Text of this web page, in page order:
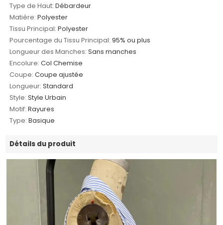
Type de Haut: Débardeur
Matière: Polyester
Tissu Principal: Polyester
Pourcentage du Tissu Principal: 95% ou plus
Longueur des Manches: Sans manches
Encolure: Col Chemise
Coupe: Coupe ajustée
Longueur: Standard
Style: Style Urbain
Motif: Rayures
Type: Basique
Détails du produit